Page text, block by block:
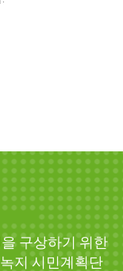
구상하기 위한
지 시민계획단